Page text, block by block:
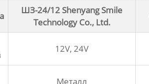
ШЗ-24/12 Shenyang Smile
Technology Co., Ltd.
12V, 24V
Металл